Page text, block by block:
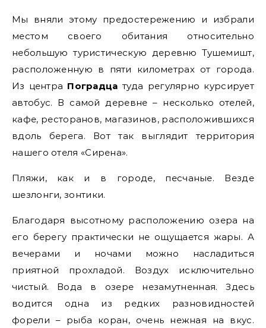
Мы вняли этому предостережению и избрали
местом своего обитания относительно
небольшую туристическую деревню Тушемишт,
расположенную в пяти километрах от города.
Из центра Поградца туда регулярно курсирует
автобус. В самой деревне – несколько отелей,
кафе, ресторанов, магазинов, расположившихся
вдоль берега. Вот так выглядит территория
нашего отеля «Сирена».
Пляжи, как и в городе, песчаные. Везде
шезлонги, зонтики.
Благодаря высотному расположению озера на
его берегу практически не ощущается жары. А
вечерами и ночами можно насладиться
приятной прохладой. Воздух исключительно
чистый. Вода в озере незамутненная. Здесь
водится одна из редких разновидностей
форели – рыба коран, очень нежная на вкус.